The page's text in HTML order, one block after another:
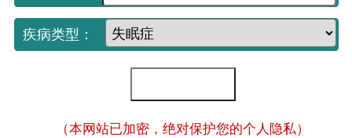
疾病类型：
（本网站已加密，绝对保护您的个人隐私）